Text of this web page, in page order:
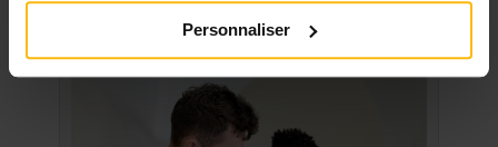
Personnaliser
NOS SUGGESTIONS
DU SECTEUR AFFAIRES SOCIALES